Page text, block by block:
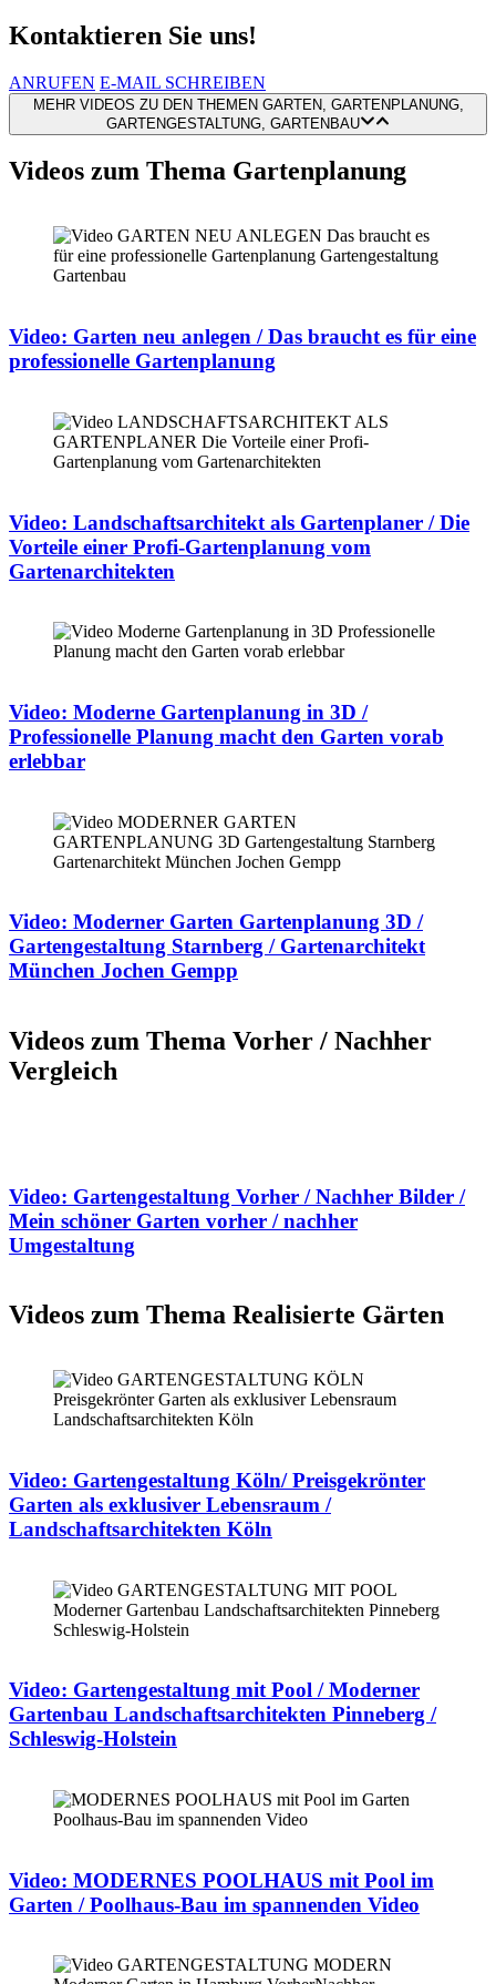
Kontaktieren Sie uns!
ANRUFEN E-MAIL SCHREIBEN
MEHR VIDEOS ZU DEN THEMEN GARTEN, GARTENPLANUNG,
GARTENGESTALTUNG, GARTENBAU
Videos zum Thema Gartenplanung
Video: Garten neu anlegen / Das braucht es für eine
professionelle Gartenplanung
Video: Landschaftsarchitekt als Gartenplaner / Die
Vorteile einer Profi-Gartenplanung vom
Gartenarchitekten
Video: Moderne Gartenplanung in 3D /
Professionelle Planung macht den Garten vorab
erlebbar
Video: Moderner Garten Gartenplanung 3D /
Gartengestaltung Starnberg / Gartenarchitekt
München Jochen Gempp
Videos zum Thema Vorher / Nachher
Vergleich
Video: Gartengestaltung Vorher / Nachher Bilder /
Mein schöner Garten vorher / nachher
Umgestaltung
Videos zum Thema Realisierte Gärten
Video: Gartengestaltung Köln/ Preisgekrönter
Garten als exklusiver Lebensraum /
Landschaftsarchitekten Köln
Video: Gartengestaltung mit Pool / Moderner
Gartenbau Landschaftsarchitekten Pinneberg /
Schleswig-Holstein
Video: MODERNES POOLHAUS mit Pool im
Garten / Poolhaus-Bau im spannenden Video